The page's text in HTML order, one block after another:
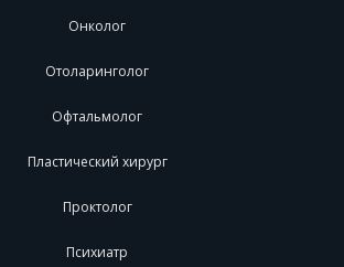
Онколог
Отоларинголог
Офтальмолог
Пластический хирург
Проктолог
Психиатр